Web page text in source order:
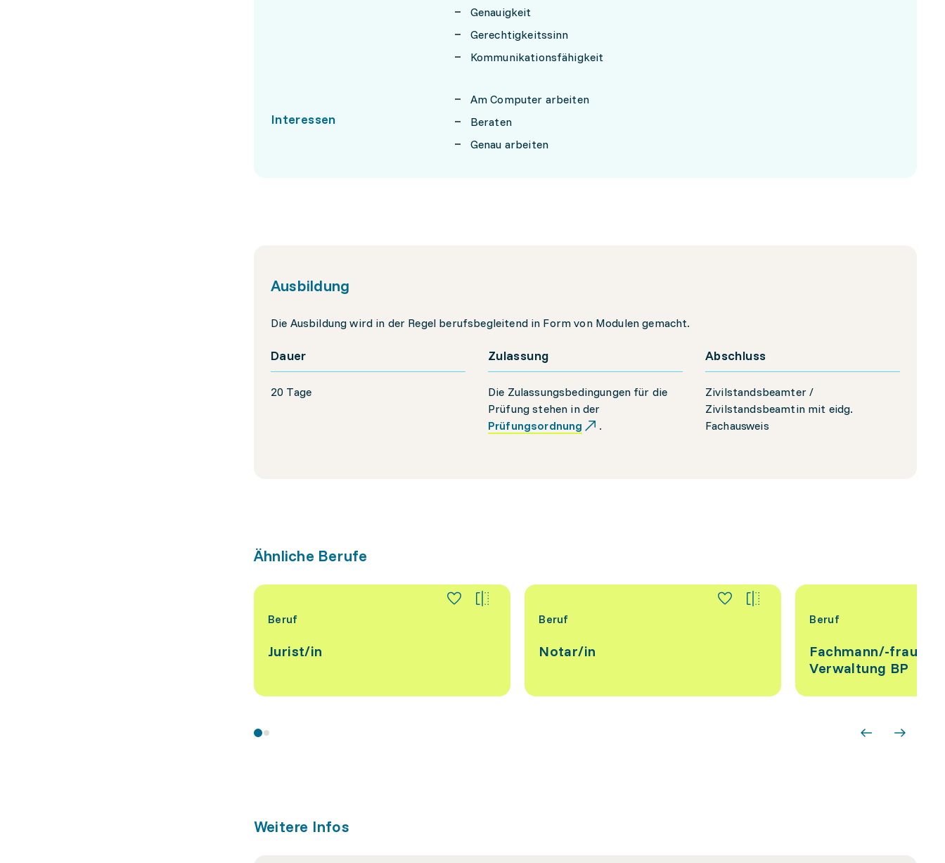
Genauigkeit
Gerechtigkeitssinn
Kommunikationsfähigkeit
Interessen
Am Computer arbeiten
Beraten
Genau arbeiten
Ausbildung
Die Ausbildung wird in der Regel berufsbegleitend in Form von Modulen gemacht.
Dauer
20 Tage
Zulassung
Die Zulassungsbedingungen für die
Prüfung stehen in der
Prüfungsordnung
.
Abschluss
Zivilstandsbeamter /
Zivilstandsbeamtin mit eidg.
Fachausweis
Ähnliche Berufe
Beruf
Jurist/​in
Beruf
Notar/​in
Beruf
Fachmann/-frau
Verwaltung BP
Weitere Infos